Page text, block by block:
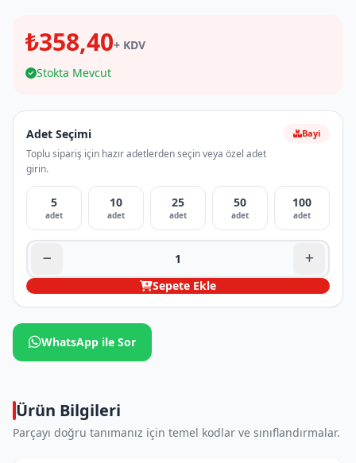
₺358,40+ KDV
Stokta Mevcut
Adet Seçimi
Toplu sipariş için hazır adetlerden seçin veya özel adet
girin.
Bayi
5
adet
10
adet
25
adet
50
adet
100
adet
Sepete Ekle
WhatsApp ile Sor
Ürün Bilgileri
Parçayı doğru tanımanız için temel kodlar ve sınıflandırmalar.